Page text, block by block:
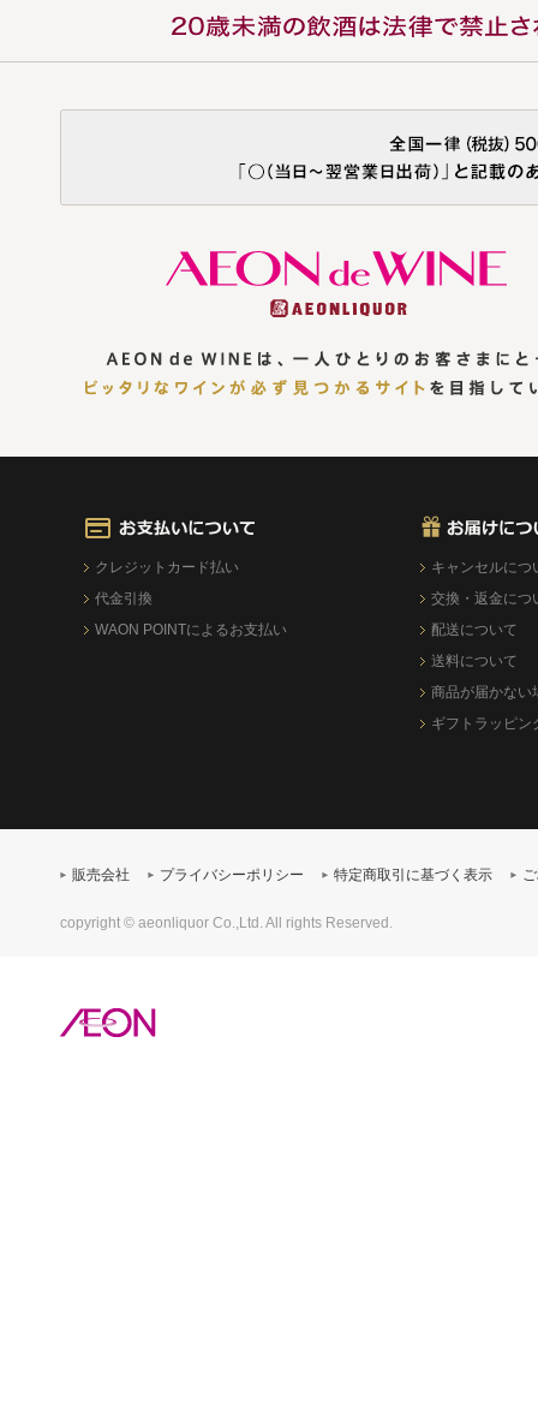
クレジットカード払い
代金引換
WAON POINTによるお支払い
キャンセルにつ
交換・返金につ
配送について
送料について
商品が届かない
ギフトラッピン
販売会社 プライバシーポリシー 特定商取引に基づく表示
copyright © aeonliquor Co.,Ltd. All rights Reserved.